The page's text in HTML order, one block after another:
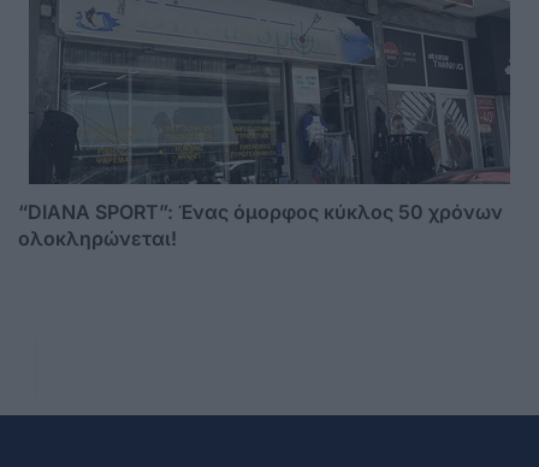
“DIANA SPORT”: Ένας όμορφος κύκλος 50 χρόνων
ολοκληρώνεται!